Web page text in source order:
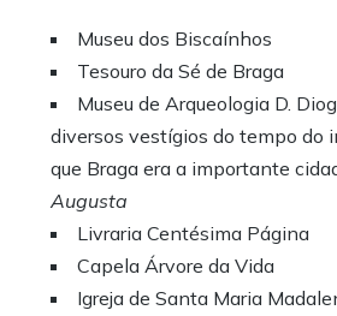
Museu dos Biscaínhos
Tesouro da Sé de Braga
Museu de Arqueologia D.
diversos vestígios do tempo do
que Braga era a importante
Augusta
Livraria Centésima Página
Capela Árvore da Vida
Igreja de Santa Maria